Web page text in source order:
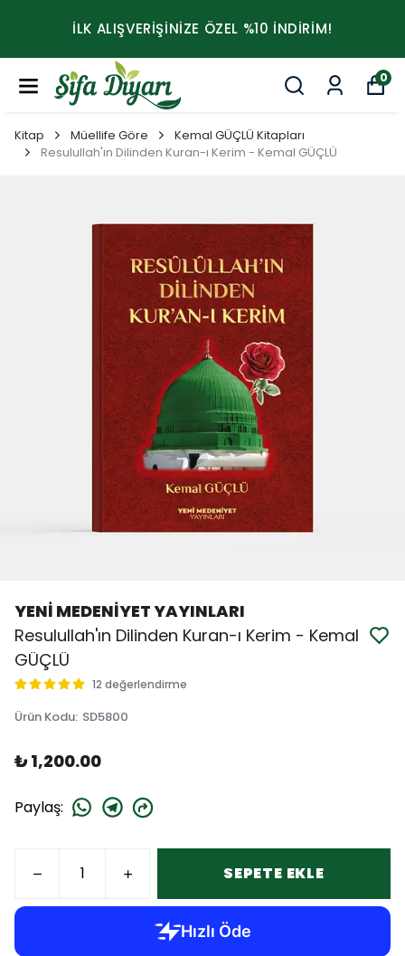
İLK ALIŞVERİŞİNİZE ÖZEL %10 İNDİRİM!
0
Kitap Müellife Göre
Kemal GÜÇLÜ Kitapları
Resulullah'ın Dilinden Kuran-ı Kerim - Kemal GÜÇLÜ
YENİ MEDENİYET YAYINLARI
Resulullah'ın Dilinden Kuran-ı Kerim - Kemal
GÜÇLÜ
12 değerlendirme
Ürün Kodu: SD5800
₺ 1,200.00
Paylaş:
SEPETE EKLE